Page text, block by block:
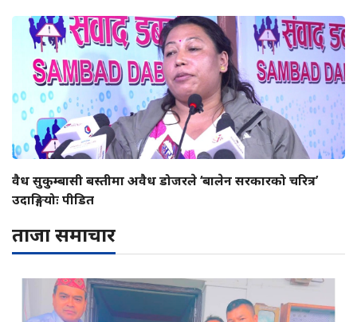
वैध सुकुम्बासी बस्तीमा अवैध डोजरले ‘बालेन सरकारको चरित्र’
उदाङ्गियोः पीडित
ताजा समाचार